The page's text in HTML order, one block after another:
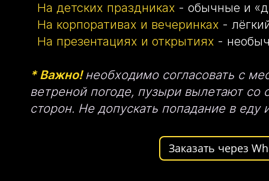
На детских праздниках - обычные и
На корпоративах и вечеринках -
На презентациях и открытиях -
* Важно!необходимо согласовать с
ветреной погоде, пузыри вылетают со
сторон. Не допускать попадание в еду
Заказать через